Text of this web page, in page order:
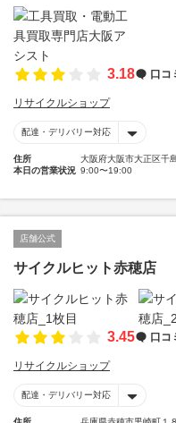
3.18 口コ
リサイクルショップ
配達・デリバリー対応
住所
大阪府大阪市大正区千
本日の営業状況 9:00〜19:00
店舗公式
サイクルヒット赤穂店
3.45 口コ
リサイクルショップ
配達・デリバリー対応